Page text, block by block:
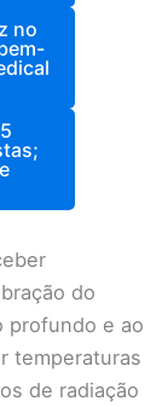
no
do
profundo e ao
temperaturas
de radiação